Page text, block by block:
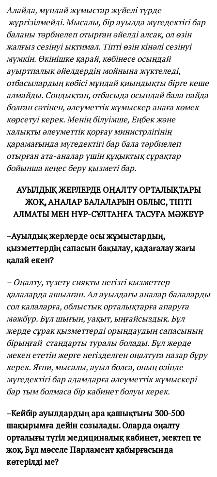
Алайда, мұндай жұмыстар жүйелі түрде
жүргізілмейді. Мысалы, бір ауылда мүгедектігі бар
баланы тәрбиелеп отырған әйелді алсақ, ол өзін
жалғыз сезінуі ықтимал. Тіпті өзін кінәлі сезінуі
мүмкін. Өкінішке қарай, көбінесе осындай
ауыртпалық әйелдердің мойнына жүктеледі,
отбасылардың көбісі мұндай қиындықты бірге кеше
алмайды. Сондықтан, отбасыда осындай бала пайда
болған сәтінен, әлеуметтік жұмыскер анаға көмек
көрсетуі керек. Менің білуімше, Еңбек және
халықты әлеуметтік қорғау министрлігінің
қарамағында мүгедектігі бар бала тәрбиелеп
отырған ата-аналар үшін құқықтық сұрақтар
бойынша кеңес беру қызметі бар.
АУЫЛДЫҚ ЖЕРЛЕРДЕ ОҢАЛТУ ОРТАЛЫҚТАРЫ
ЖОҚ, АНАЛАР БАЛАЛАРЫН ОБЛЫС, ТІПТІ
АЛМАТЫ МЕН НҰР-СҰЛТАНҒА ТАСУҒА МӘЖБҮР
–Ауылдық жерлерде осы жұмыстардың,
қызметтердің сапасын бақылау, қадағалау жағы
қалай екен?
– Оңалту, түзету сияқты негізгі қызметтер
қалаларда ашылған. Ал ауылдағы аналар балаларды
сол қалаларға, облыстық орталықтарға апаруға
мәжбүр. Бұл шығын, уақыт, ыңғайсыздық. Бұл
жерде сұрақ қызметтерді орындаудың сапасының
бірыңғай стандарты туралы болады. Бұл жерде
мекен ететін жерге негізделген оңалтуға назар бұру
керек. Яғни, мысалы, ауыл болса, оның өзінде
мүгедектігі бар адамдарға әлеуметтік жұмыскері
бар тым болмаса бір кабинет болуы керек.
–Кейбір ауылдардың ара қашықтығы 300-500
шақырымға дейін созылады. Оларда оңалту
орталығы түгіл медициналық кабинет, мектеп те
жоқ. Бұл мәселе Парламент қабырғасында
көтерілді ме?